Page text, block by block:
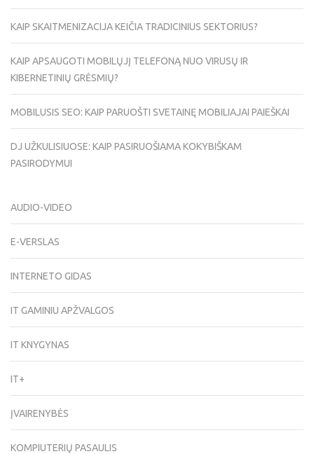
KAIP SKAITMENIZACIJA KEIČIA TRADICINIUS SEKTORIUS?
KAIP APSAUGOTI MOBILŲJĮ TELEFONĄ NUO VIRUSŲ IR
KIBERNETINIŲ GRĖSMIŲ?
MOBILUSIS SEO: KAIP PARUOŠTI SVETAINĘ MOBILIAJAI PAIEŠKAI
DJ UŽKULISIUOSE: KAIP PASIRUOŠIAMA KOKYBIŠKAM
PASIRODYMUI
AUDIO-VIDEO
E-VERSLAS
INTERNETO GIDAS
IT GAMINIU APŽVALGOS
IT KNYGYNAS
IT+
ĮVAIRENYBĖS
KOMPIUTERIŲ PASAULIS